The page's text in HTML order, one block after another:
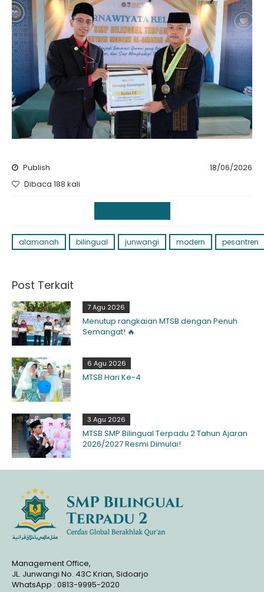
Publish
18/06/2026
Dibaca 188 kali
alamanah bilingual junwangi modern pesantren
Post Terkait
7 Agu 2026
Menutup rangkaian MTSB dengan Penuh
Semangat! 🔥
6 Agu 2026
MTSB Hari Ke-4
3 Agu 2026
MTSB SMP Bilingual Terpadu 2 Tahun Ajaran
2026/2027 Resmi Dimulai!
Management Office,
JL. Junwangi No. 43C Krian, Sidoarjo
WhatsApp : 0813-9995-2020